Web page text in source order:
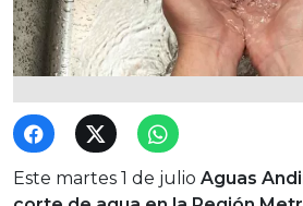
Este martes 1 de julio Aguas